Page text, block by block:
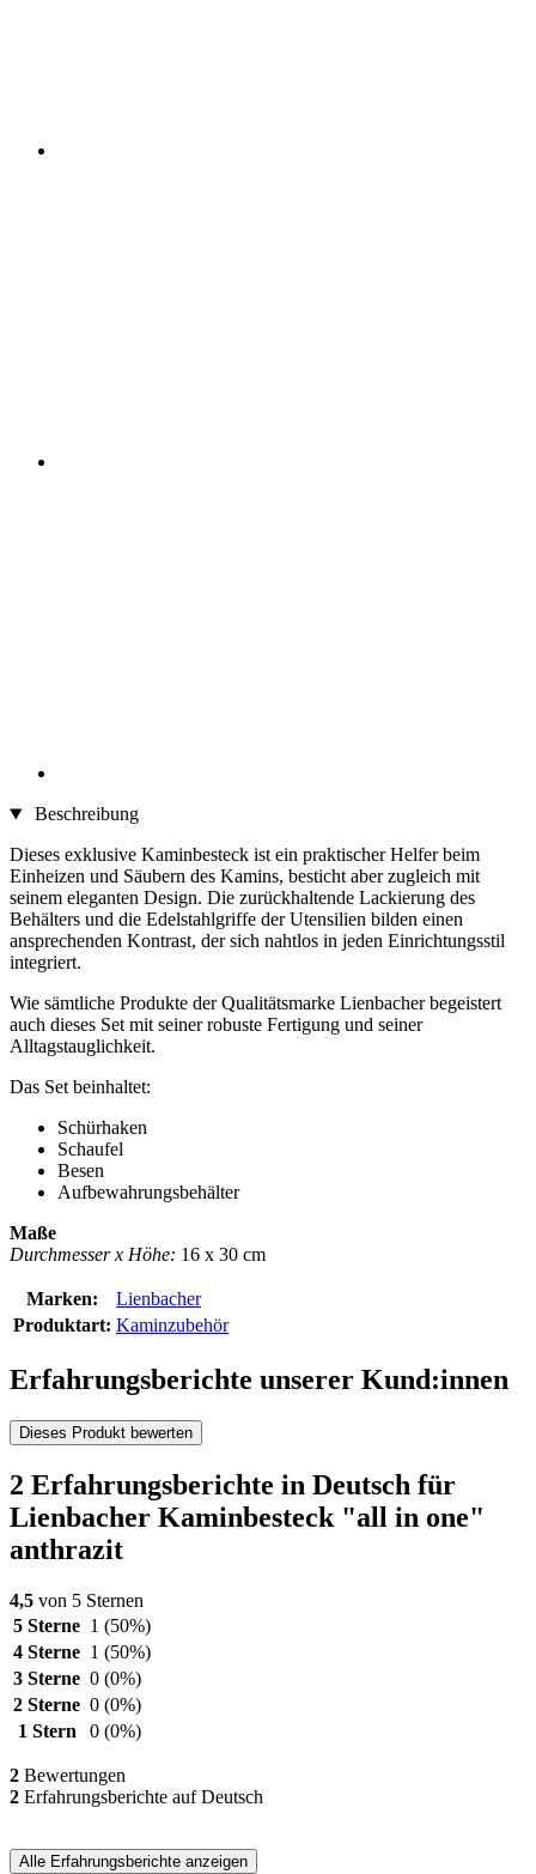
Beschreibung
Dieses exklusive Kaminbesteck ist ein praktischer Helfer beim
Einheizen und Säubern des Kamins, besticht aber zugleich mit
seinem eleganten Design. Die zurückhaltende Lackierung des
Behälters und die Edelstahlgriffe der Utensilien bilden einen
ansprechenden Kontrast, der sich nahtlos in jeden Einrichtungsstil
integriert.
Wie sämtliche Produkte der Qualitätsmarke Lienbacher begeistert
auch dieses Set mit seiner robuste Fertigung und seiner
Alltagstauglichkeit.
Das Set beinhaltet:
Schürhaken
Schaufel
Besen
Aufbewahrungsbehälter
Maße
Durchmesser x Höhe: 16 x 30 cm
Marken:
Lienbacher
Produktart: Kaminzubehör
Erfahrungsberichte unserer Kund:innen
Dieses Produkt bewerten
2 Erfahrungsberichte in Deutsch für
Lienbacher Kaminbesteck "all in one"
anthrazit
4,5 von 5 Sternen
5 Sterne 1 (50%)
4 Sterne 1 (50%)
3 Sterne 0 (0%)
2 Sterne 0 (0%)
1 Stern
0 (0%)
2 Bewertungen
2 Erfahrungsberichte auf Deutsch
Alle Erfahrungsberichte anzeigen